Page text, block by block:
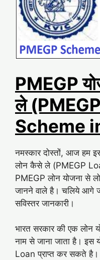
PMEGP
ले
Scheme
नमस्कार दोस्तों, आज हम
लोन कैसे ले (PMEGP
PMEGP लोन योजना से
जानने वाले है। चलिये आगे
सविस्तर जानकारी।
भारत सरकार की एक
नाम से जाना जाता है। इस
Loan प्राप्त कर सकते